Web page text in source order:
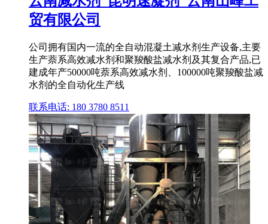
贸有限公司
公司拥有国内一流的全自动混凝土减水剂生产设备,主要
生产萘系高效减水剂和聚羧酸盐减水剂及其复合产品,已
建成年产50000吨萘系高效减水剂、100000吨聚羧酸盐减
水剂的全自动化生产线
联系电话: 180 3780 8511